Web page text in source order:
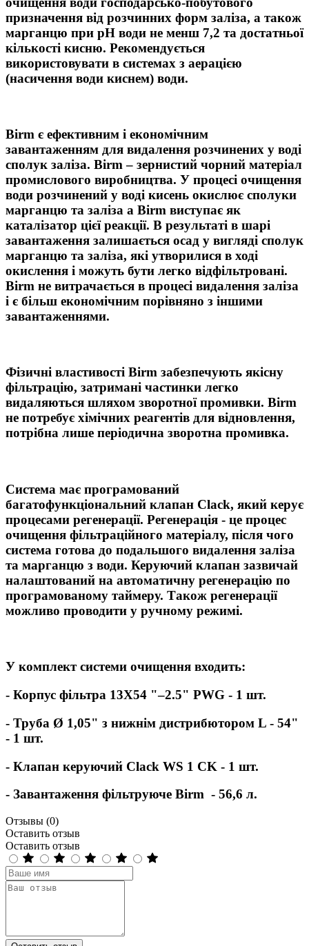
призначення від розчинних форм заліза, а також
марганцю при рН води не менш 7,2 та достатньої
кількості кисню. Рекомендується
використовувати в системах з аерацією
(насичення води киснем) води.
Birm є ефективним і економічним
завантаженням для видалення розчинених у воді
сполук заліза. Birm – зернистий чорний матеріал
промислового виробництва. У процесі очищення
води розчинений у воді кисень окислює сполуки
марганцю та заліза а Birm виступає як
каталізатор цієї реакції. В результаті в шарі
завантаження залишається осад у вигляді сполук
марганцю та заліза, які утворилися в ході
окислення і можуть бути легко відфільтровані.
Birm не витрачається в процесі видалення заліза
і є більш економічним порівняно з іншими
завантаженнями.
Фізичні властивості Birm забезпечують якісну
фільтрацію, затримані частинки легко
видаляються шляхом зворотної промивки. Birm
не потребує хімічних реагентів для відновлення,
потрібна лише періодична зворотна промивка.
Система має програмований
багатофункціональний клапан Clack, який керує
процесами регенерації. Регенерація - це процес
очищення фільтраційного матеріалу, після чого
система готова до подальшого видалення заліза
та марганцю з води. Керуючий клапан зазвичай
налаштований на автоматичну регенерацію по
програмованому таймеру. Також регенерації
можливо проводити у ручному режимі.
У комплект системи очищення входить:
- Корпус фільтра 13X54 "–2.5" PWG - 1 шт.
- Труба Ø 1,05" з нижнім дистрибютором L - 54"
- 1 шт.
- Клапан керуючий Clack WS 1 CK - 1 шт.
- Завантаження фільтруюче Birm - 56,6 л.
Отзывы (0)
Оставить отзыв
Оставить отзыв